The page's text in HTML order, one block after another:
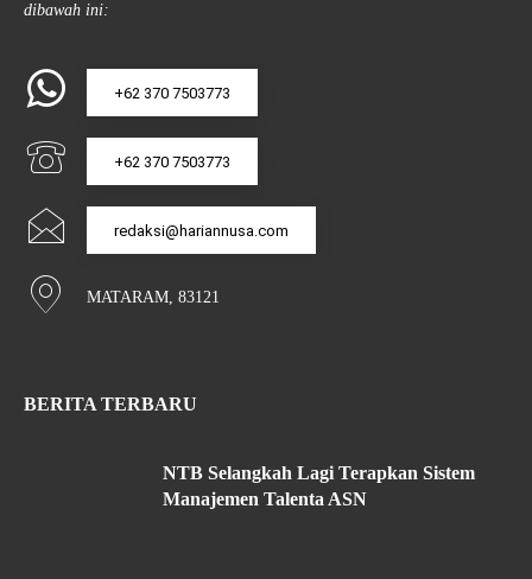
dibawah ini:
+62 370 7503773
+62 370 7503773
redaksi@hariannusa.com
MATARAM, 83121
BERITA TERBARU
NTB Selangkah Lagi Terapkan Sistem
Manajemen Talenta ASN